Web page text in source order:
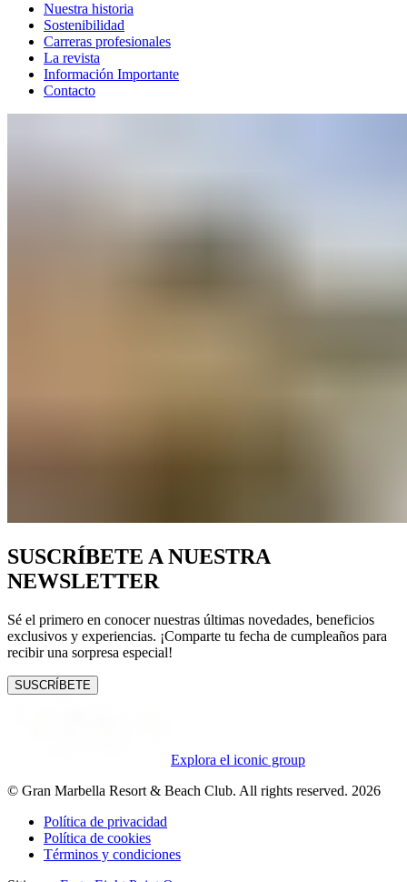
Nuestra historia
Sostenibilidad
Carreras profesionales
La revista
Información Importante
Contacto
SUSCRÍBETE A NUESTRA
NEWSLETTER
Sé el primero en conocer nuestras últimas novedades, beneficios
exclusivos y experiencias. ¡Comparte tu fecha de cumpleaños para
recibir una sorpresa especial!
SUSCRÍBETE
Explora el iconic group
© Gran Marbella Resort & Beach Club. All rights reserved. 2026
Política de privacidad
Política de cookies
Términos y condiciones